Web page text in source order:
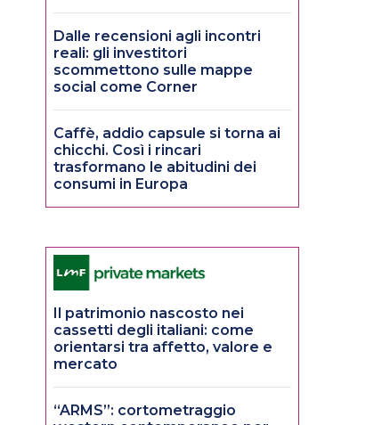
Dalle recensioni agli incontri
reali: gli investitori
scommettono sulle mappe
social come Corner
Caffè, addio capsule si torna ai
chicchi. Così i rincari
trasformano le abitudini dei
consumi in Europa
Il patrimonio nascosto nei
cassetti degli italiani: come
orientarsi tra affetto, valore e
mercato
“ARMS”: cortometraggio